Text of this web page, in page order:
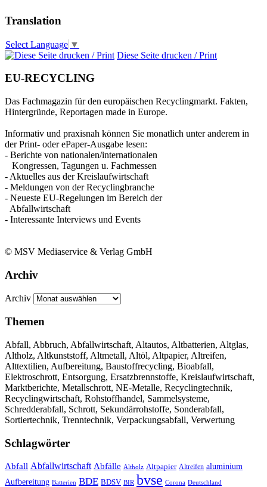
Translation
Select Language ▼
Diese Seite drucken / Print
EU-RECYCLING
Das Fachmagazin für den europäischen Recyclingmarkt. Fakten,
Hintergründe, Reportagen made in Europe.
Informativ und praxisnah können Sie monatlich unter anderem in
der Print- oder ePaper-Ausgabe lesen:
- Berichte von nationalen/internationalen
Kongressen, Tagungen u. Fachmessen
- Aktuelles aus der Kreislaufwirtschaft
- Meldungen von der Recyclingbranche
- Neueste EU-Regelungen im Bereich der
Abfallwirtschaft
- Interessante Interviews und Events
© MSV Mediaservice & Verlag GmbH
Archiv
Archiv
Themen
Abfall, Abbruch, Abfallwirtschaft, Altautos, Altbatterien, Altglas,
Altholz, Altkunststoff, Altmetall, Altöl, Altpapier, Altreifen,
Alttextilien, Aufbereitung, Baustoffrecycling, Bioabfall,
Elektroschrott, Entsorgung, Ersatzbrennstoffe, Kreislaufwirtschaft,
Marktberichte, Metallschrott, NE-Metalle, Recyclingtechnik,
Recyclingwirtschaft, Rohstoffhandel, Sammelsysteme,
Schredderabfall, Schrott, Sekundärrohstoffe, Sonderabfall,
Sortiertechnik, Trenntechnik, Verpackungsabfall, Verwertung
Schlagwörter
Abfall Abfallwirtschaft Abfälle Altholz Altpapier Altreifen aluminium
Aufbereitung Batterien BDE BDSV BIR bvse Corona Deutschland